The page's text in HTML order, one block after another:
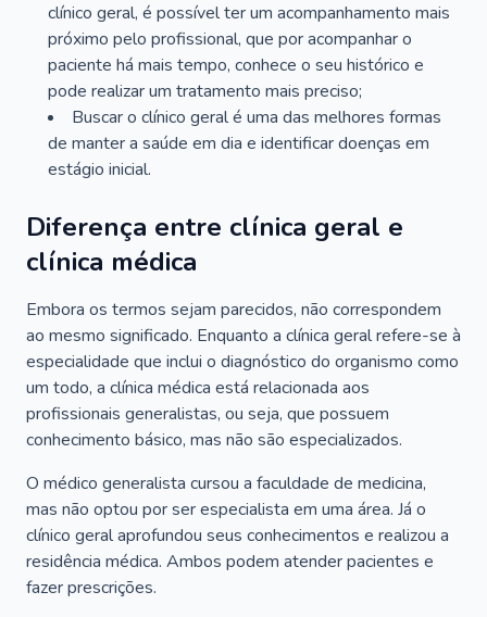
clínico geral, é possível ter um acompanhamento mais
próximo pelo profissional, que por acompanhar o
paciente há mais tempo, conhece o seu histórico e
pode realizar um tratamento mais preciso;
Buscar o clínico geral é uma das melhores formas
de manter a saúde em dia e identificar doenças em
estágio inicial.
Diferença entre clínica geral e
clínica médica
Embora os termos sejam parecidos, não correspondem
ao mesmo significado. Enquanto a clínica geral refere-se à
especialidade que inclui o diagnóstico do organismo como
um todo, a clínica médica está relacionada aos
profissionais generalistas, ou seja, que possuem
conhecimento básico, mas não são especializados.
O médico generalista cursou a faculdade de medicina,
mas não optou por ser especialista em uma área. Já o
clínico geral aprofundou seus conhecimentos e realizou a
residência médica. Ambos podem atender pacientes e
fazer prescrições.